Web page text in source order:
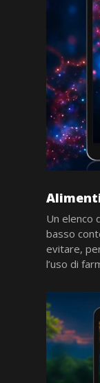
Alimenti
Un elenco
basso
evitare,
l’uso di